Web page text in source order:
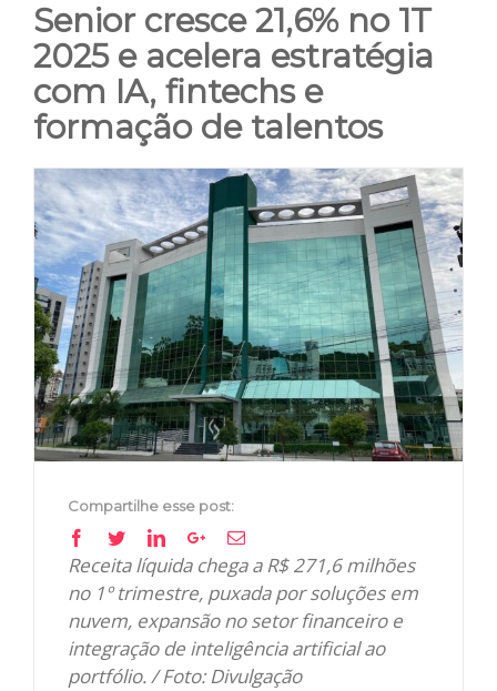
Senior cresce 21,6% no 1T
2025 e acelera estratégia
com IA, fintechs e
formação de talentos
View
Larger
Image
Compartilhe esse post:
Facebook
TwitterLinkedinGoogle+Email
Receita líquida chega a R$ 271,6 milhões
no 1º trimestre, puxada por soluções em
nuvem, expansão no setor financeiro e
integração de inteligência artificial ao
portfólio. / Foto: Divulgação